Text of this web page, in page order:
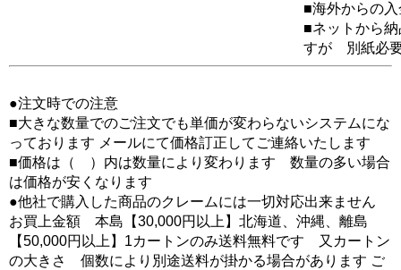
■海外からの
■ネットから
すが 別紙必
●注文時での注意
■大きな数量でのご注文でも単価が変わらないシステムにな
っております メールにて価格訂正してご連絡いたします
■価格は（ ）内は数量により変わります 数量の多い場合
は価格が安くなります
●他社で購入した商品のクレームには一切対応出来ません
お買上金額 本島【30,000円以上】北海道、沖縄、離島
【50,000円以上】1カートンのみ送料無料です 又カートン
の大きさ 個数により別途送料が掛かる場合があります ご